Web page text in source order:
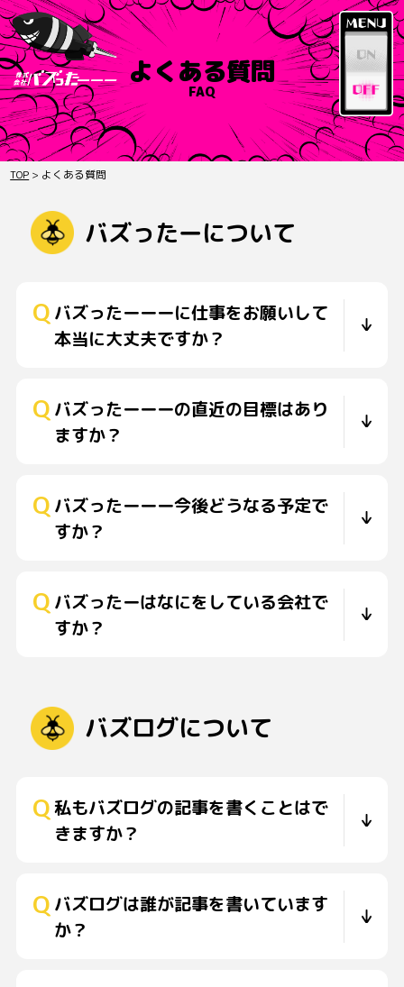
よくある質問
FAQ
TOP > よくある質問
バズったーについて
バズったーーーに仕事をお願いして
本当に大丈夫ですか？
バズったーーーの直近の目標はあり
ますか？
バズったーーー今後どうなる予定で
すか？
バズったーはなにをしている会社で
すか？
バズログについて
私もバズログの記事を書くことはで
きますか？
バズログは誰が記事を書いています
か？